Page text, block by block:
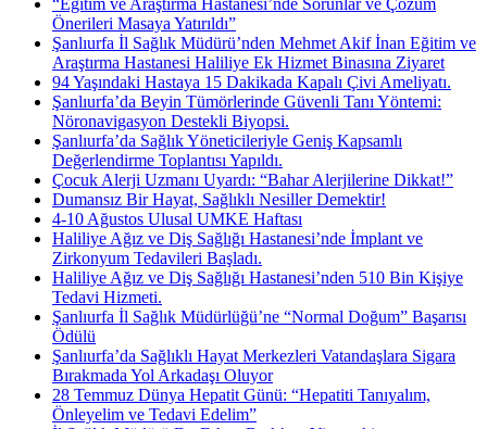
Önerileri Masaya Yatırıldı”
Şanlıurfa İl Sağlık Müdürü’nden Mehmet Akif İnan Eğitim ve
Araştırma Hastanesi Haliliye Ek Hizmet Binasına Ziyaret
94 Yaşındaki Hastaya 15 Dakikada Kapalı Çivi Ameliyatı.
Şanlıurfa’da Beyin Tümörlerinde Güvenli Tanı Yöntemi:
Nöronavigasyon Destekli Biyopsi.
Şanlıurfa’da Sağlık Yöneticileriyle Geniş Kapsamlı
Değerlendirme Toplantısı Yapıldı.
Çocuk Alerji Uzmanı Uyardı: “Bahar Alerjilerine Dikkat!”
Dumansız Bir Hayat, Sağlıklı Nesiller Demektir!
4-10 Ağustos Ulusal UMKE Haftası
Haliliye Ağız ve Diş Sağlığı Hastanesi’nde İmplant ve
Zirkonyum Tedavileri Başladı.
Haliliye Ağız ve Diş Sağlığı Hastanesi’nden 510 Bin Kişiye
Tedavi Hizmeti.
Şanlıurfa İl Sağlık Müdürlüğü’ne “Normal Doğum” Başarısı
Ödülü
Şanlıurfa’da Sağlıklı Hayat Merkezleri Vatandaşlara Sigara
Bırakmada Yol Arkadaşı Oluyor
28 Temmuz Dünya Hepatit Günü: “Hepatiti Tanıyalım,
Önleyelim ve Tedavi Edelim”